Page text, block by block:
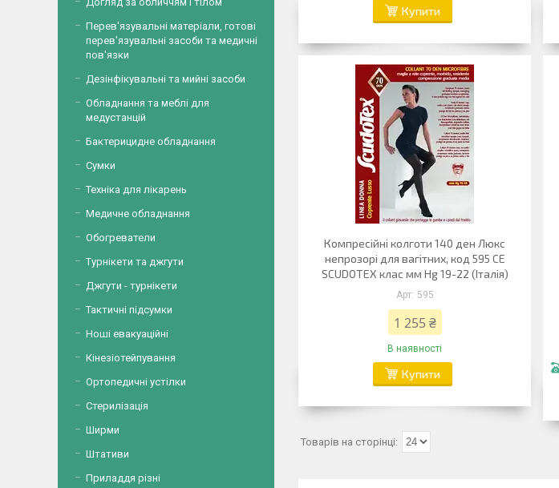
Купити
Компресійні колготи 140 ден Люкс
непрозорі для вагітних, код 595 CE
SCUDOTEX клас мм Hg 19-22 (Італія)
595
1 255 ₴
В наявності
Купити
Перев'язувальні матеріали, готові
перев'язувальні засоби та медичні
пов'язки
Дезінфікувальні та мийні засоби
Обладнання та меблі для
медустанцій
Бактерицидне обладнання
Сумки
Техніка для лікарень
Медичне обладнання
Обогреватели
Турнікети та джгути
Джгути - турнікети
Тактичні підсумки
Ноші евакуаційні
Кінезіотейпування
Ортопедичні устілки
Стерилізація
Ширми
Штативи
Приладдя різні